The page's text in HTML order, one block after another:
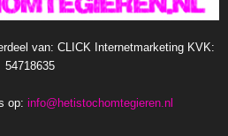
van: CLICK Internetmarketing KVK:
54718635
op: info@hetistochomtegieren.nl